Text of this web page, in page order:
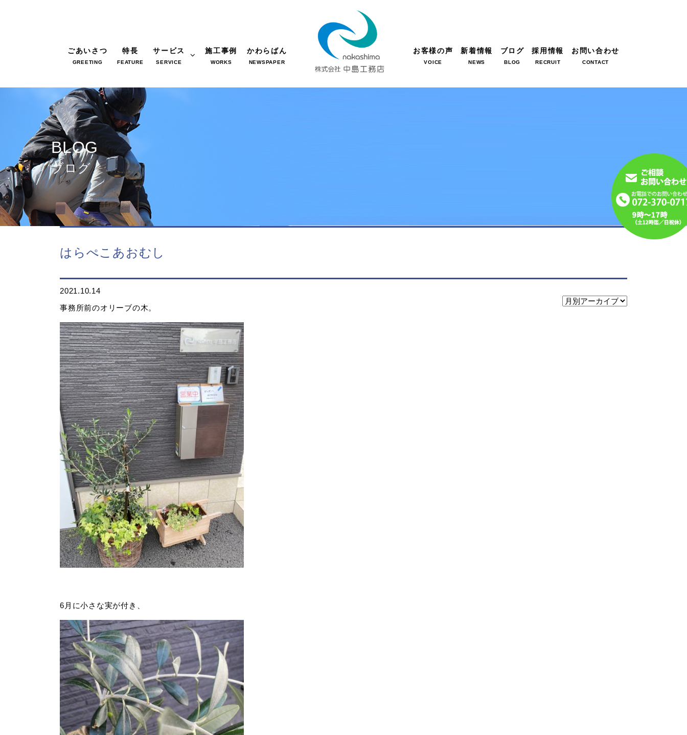
ごあいさつ
GREETING
特長
FEATURE
サービス
SERVICE
施工事例
WORKS
かわらばん
NEWSPAPER
お客様の声
VOICE
新着情報
NEWS
ブログ
BLOG
採用情報
RECRUIT
お問い合わせ
CONTACT
BLOG
ブログ
はらぺこあおむし
2021.10.14
事務所前のオリーブの木。
6月に小さな実が付き、